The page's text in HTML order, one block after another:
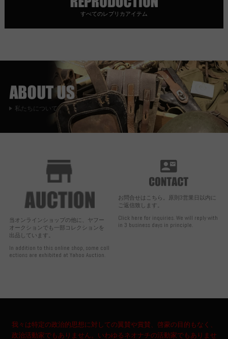
すべてのレプリカアイテム
私たちについて
当オンラインショップの他に、ヤフー
オークションでも一部コレクションを
出品しています。
In addition to this online shop, some coll
ections are exhibited at Yahoo Auction.
お問合せはこちら。原則3営業日以内に
ご返信致します。
Click here for inquiries. We will reply with
in 3 business days in principle.
我々は特定の政治的思想に対しての翼賛や賞賛、啓蒙の目的もなく、
政治活動家でもありません。いわゆるネオナチの活動家でもありませ